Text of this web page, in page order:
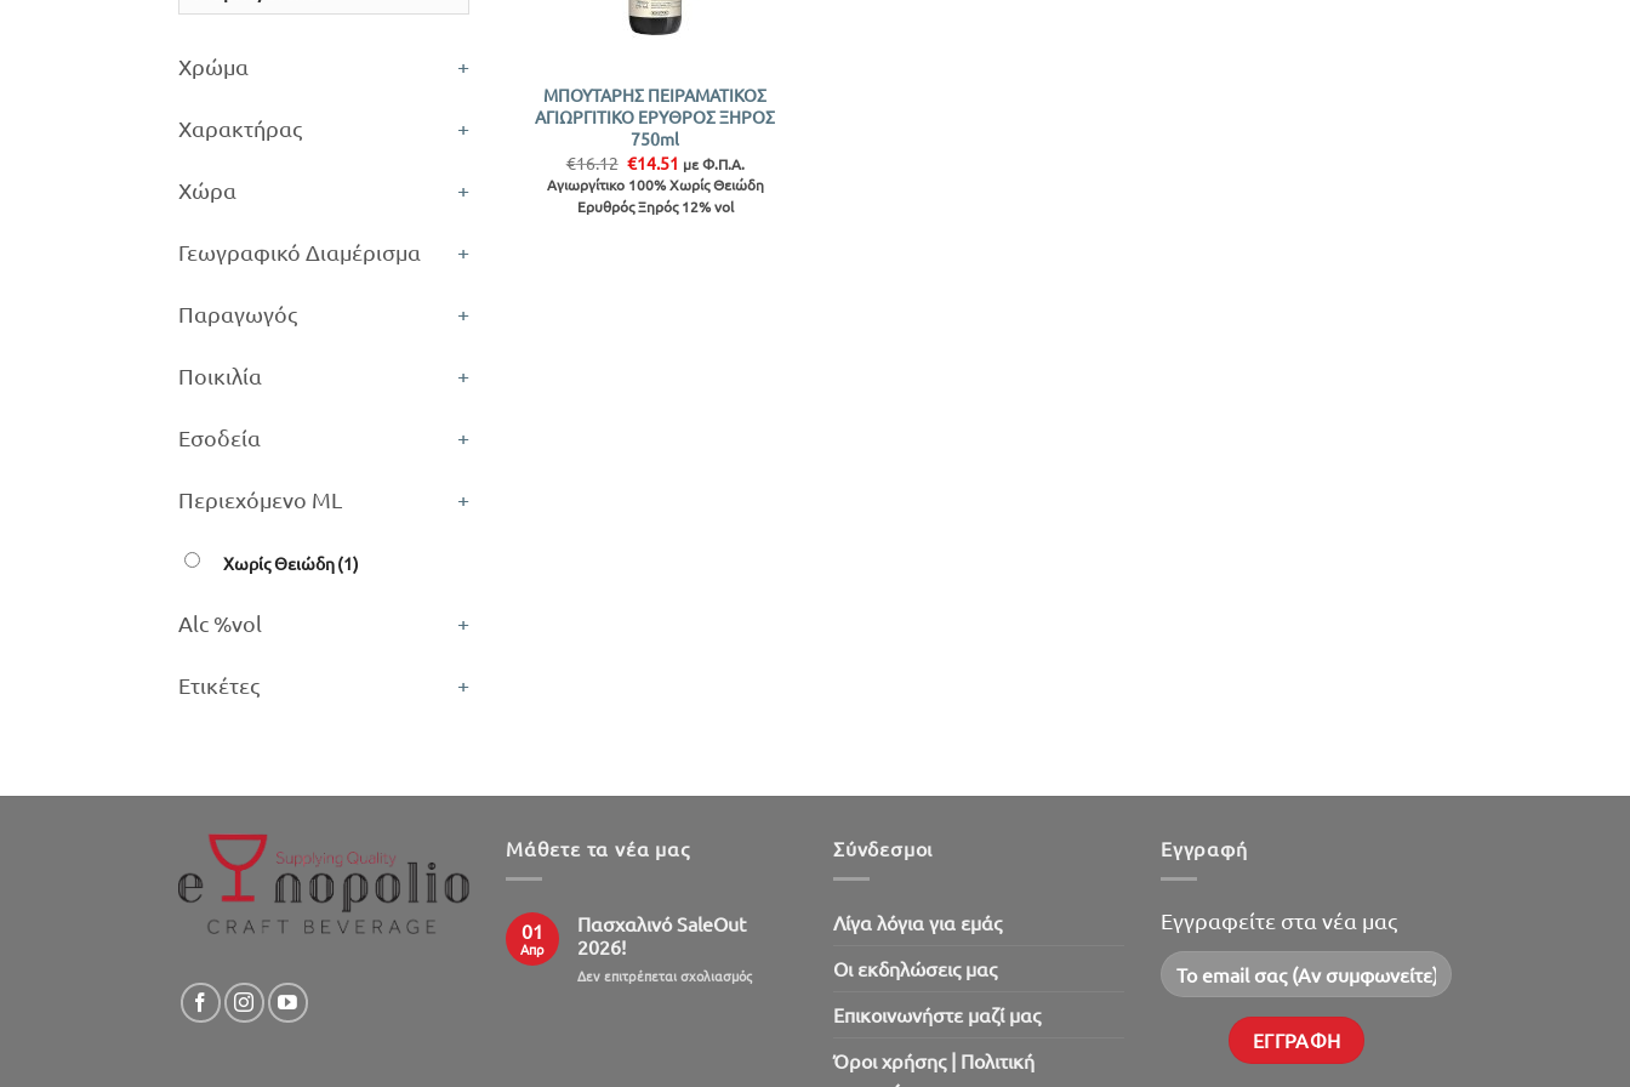
Χρώμα +
Χαρακτήρας +
Χώρα +
Γεωγραφικό Διαμέρισμα +
Παραγωγός +
Ποικιλία +
Εσοδεία +
Περιεχόμενο ML +
Χωρίς Θειώδη(1)
Alc %vol +
Ετικέτες +
ΜΠΟΥΤΑΡΗΣ ΠΕΙΡΑΜΑΤΙΚΟΣ
ΑΓΙΩΡΓΙΤΙΚΟ ΕΡΥΘΡΟΣ ΞΗΡΟΣ
750ml
€16.12 Original
price
was:
€16.12.
€14.51 Η
τρέχουσα
τιμή
είναι:
με Φ.Π.Α.
Αγιωργίτικο 100% Χωρίς Θειώδη
Ερυθρός Ξηρός 12% vol
Μάθετε τα νέα μας
01
Απρ
Πασχαλινό SaleOut
2026!
Δεν επιτρέπεται σχολιασμόςστο
Σύνδεσμοι
Λίγα λόγια για εμάς
Oι εκδηλώσεις μας
Επικοινωνήστε μαζί μας
Όροι χρήσης | Πολιτική
Εγγραφή
Εγγραφείτε στα νέα μας